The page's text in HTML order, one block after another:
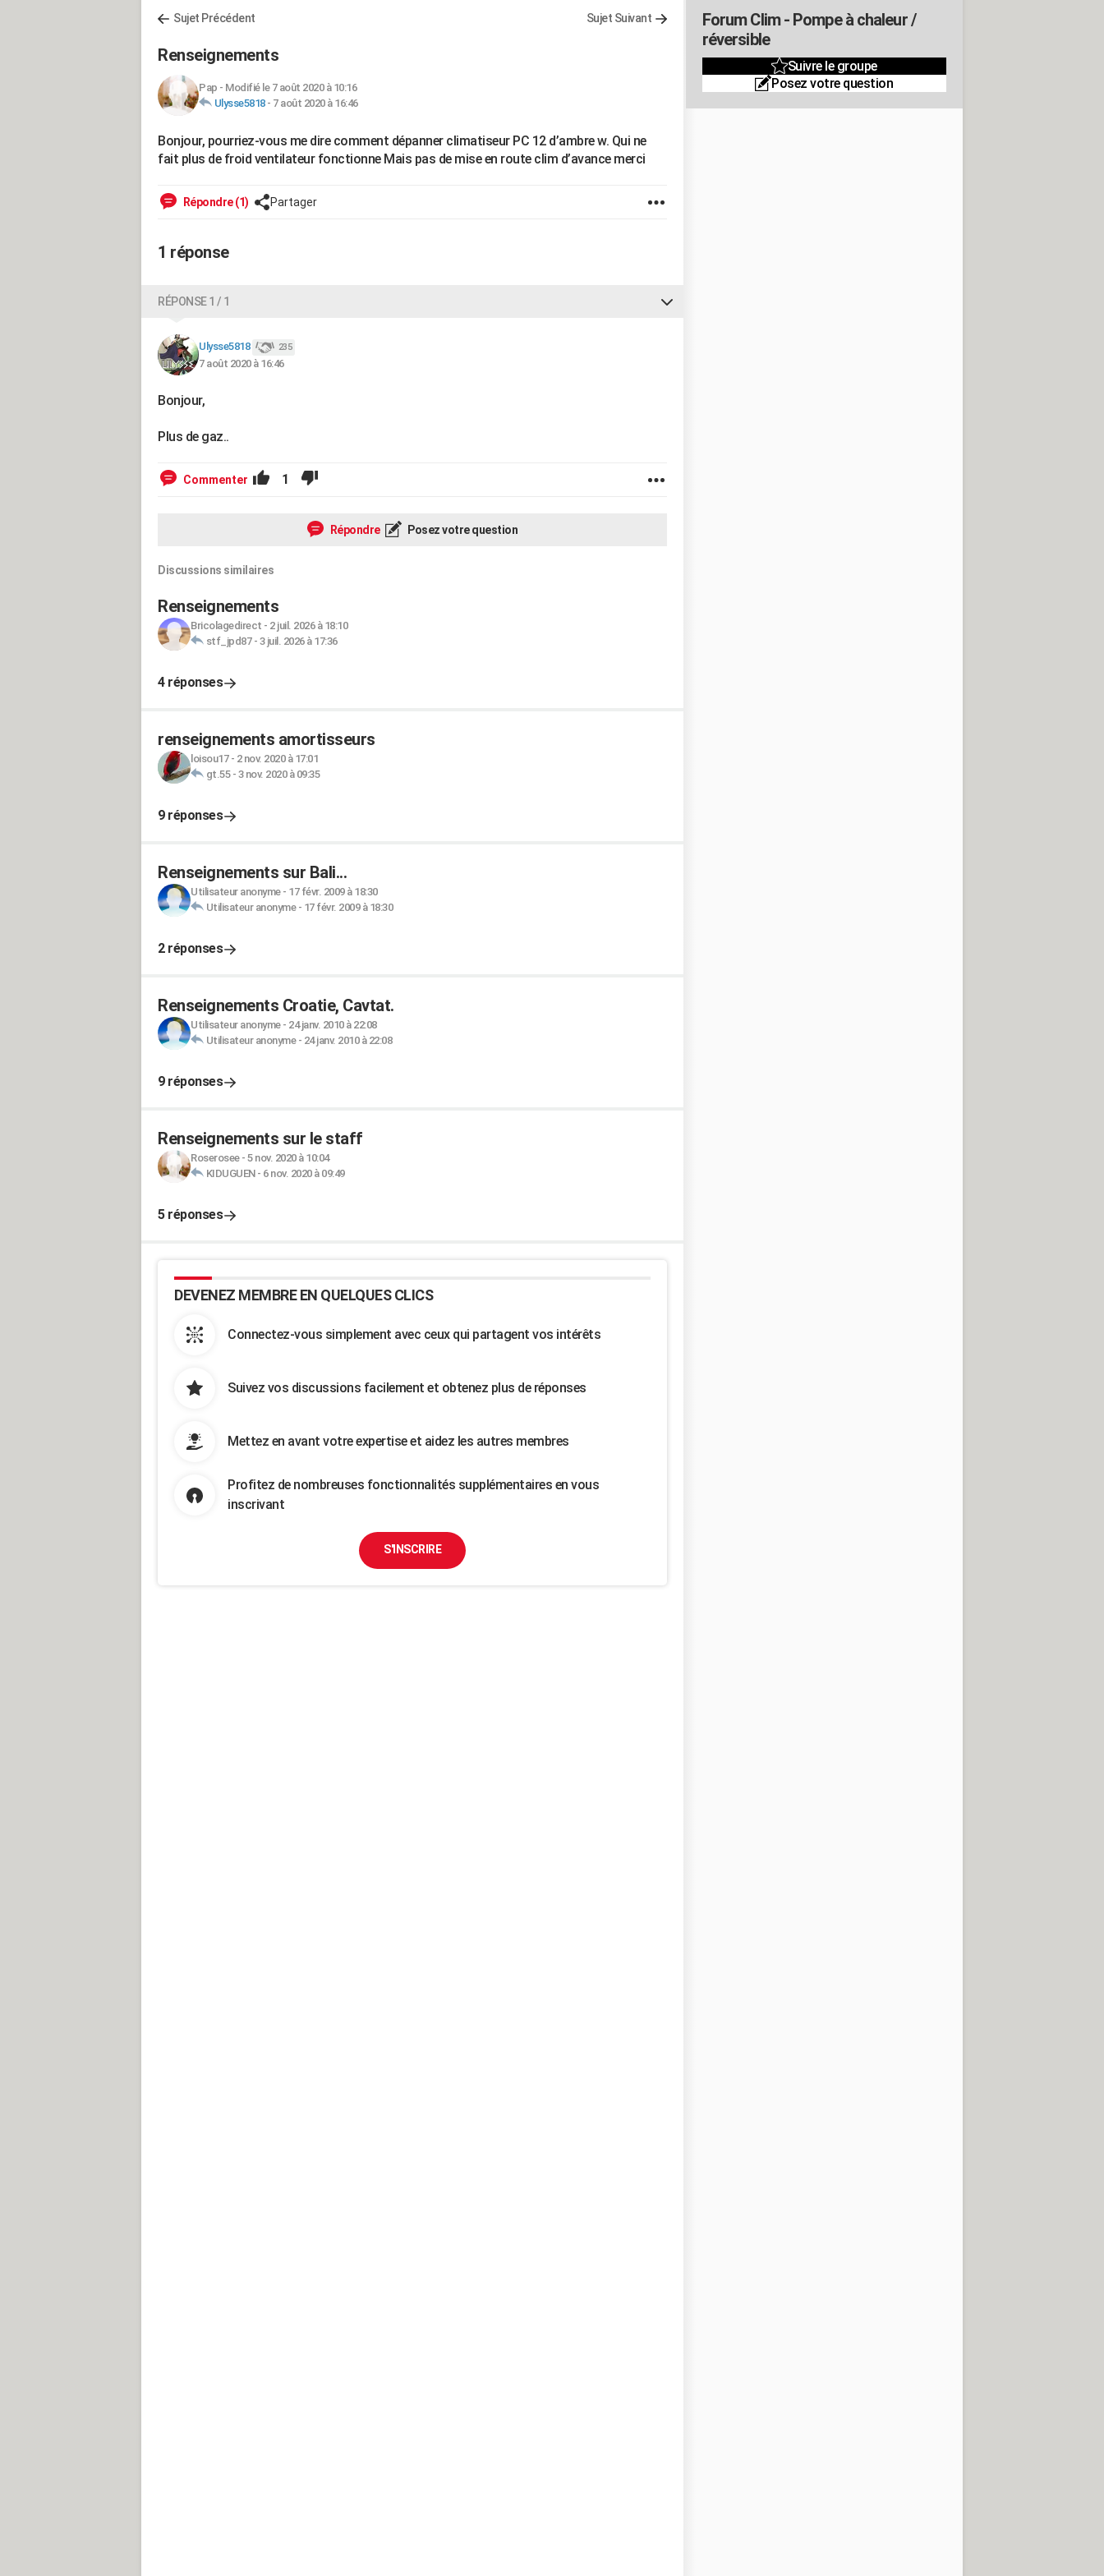
Sujet Précédent Sujet Suivant
Renseignements
Pap - Modifié le 7 août 2020 à 10:16
Ulysse5818- 7 août 2020 à 16:46
Bonjour, pourriez-vous me dire comment dépanner climatiseur PC 12 d’ambre w. Qui ne
fait plus de froid ventilateur fonctionne Mais pas de mise en route clim d’avance merci
Répondre (1) Partager
1 réponse
RÉPONSE 1 / 1
Ulysse5818 235
7 août 2020 à 16:46
Bonjour,
Plus de gaz..
Commenter 1
Répondre Posez votre question
Discussions similaires
Renseignements
Bricolagedirect - 2 juil. 2026 à 18:10
stf_jpd87- 3 juil. 2026 à 17:36
4 réponses
renseignements amortisseurs
loisou17- 2 nov. 2020 à 17:01
gt.55- 3 nov. 2020 à 09:35
9 réponses
Renseignements sur Bali...
Utilisateur anonyme- 17 févr. 2009 à 18:30
Utilisateur anonyme- 17 févr. 2009 à 18:30
2 réponses
Renseignements Croatie, Cavtat.
Utilisateur anonyme- 24 janv. 2010 à 22:08
Utilisateur anonyme- 24 janv. 2010 à 22:08
9 réponses
Renseignements sur le staff
Roserosee- 5 nov. 2020 à 10:04
KIDUGUEN- 6 nov. 2020 à 09:49
5 réponses
DEVENEZ MEMBRE EN QUELQUES CLICS
Connectez-vous simplement avec ceux qui partagent vos intérêts
Suivez vos discussions facilement et obtenez plus de réponses
Mettez en avant votre expertise et aidez les autres membres
Profitez de nombreuses fonctionnalités supplémentaires en vous
inscrivant
S'INSCRIRE
Forum Clim - Pompe à chaleur /
réversible
Suivre le groupe
Posez votre question